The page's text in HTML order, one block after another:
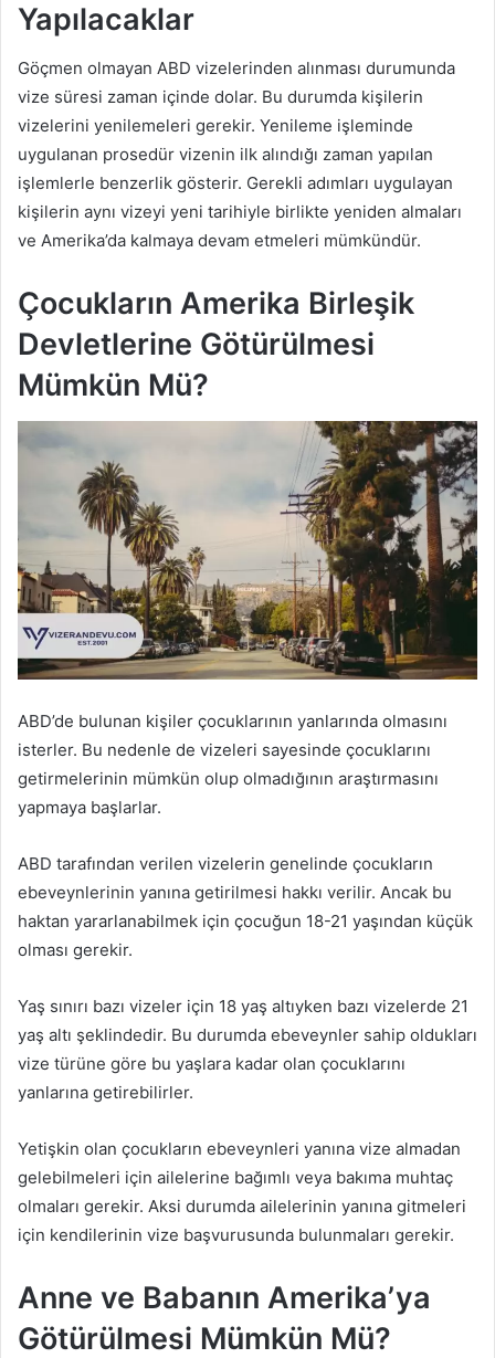
Yapılacaklar
Göçmen olmayan ABD vizelerinden alınması durumunda
vize süresi zaman içinde dolar. Bu durumda kişilerin
vizelerini yenilemeleri gerekir. Yenileme işleminde
uygulanan prosedür vizenin ilk alındığı zaman yapılan
işlemlerle benzerlik gösterir. Gerekli adımları uygulayan
kişilerin aynı vizeyi yeni tarihiyle birlikte yeniden almaları
ve Amerika’da kalmaya devam etmeleri mümkündür.
Çocukların Amerika Birleşik
Devletlerine Götürülmesi
Mümkün Mü?
ABD’de bulunan kişiler çocuklarının yanlarında olmasını
isterler. Bu nedenle de vizeleri sayesinde çocuklarını
getirmelerinin mümkün olup olmadığının araştırmasını
yapmaya başlarlar.
ABD tarafından verilen vizelerin genelinde çocukların
ebeveynlerinin yanına getirilmesi hakkı verilir. Ancak bu
haktan yararlanabilmek için çocuğun 18-21 yaşından küçük
olması gerekir.
Yaş sınırı bazı vizeler için 18 yaş altıyken bazı vizelerde 21
yaş altı şeklindedir. Bu durumda ebeveynler sahip oldukları
vize türüne göre bu yaşlara kadar olan çocuklarını
yanlarına getirebilirler.
Yetişkin olan çocukların ebeveynleri yanına vize almadan
gelebilmeleri için ailelerine bağımlı veya bakıma muhtaç
olmaları gerekir. Aksi durumda ailelerinin yanına gitmeleri
için kendilerinin vize başvurusunda bulunmaları gerekir.
Anne ve Babanın Amerika’ya
Götürülmesi Mümkün Mü?